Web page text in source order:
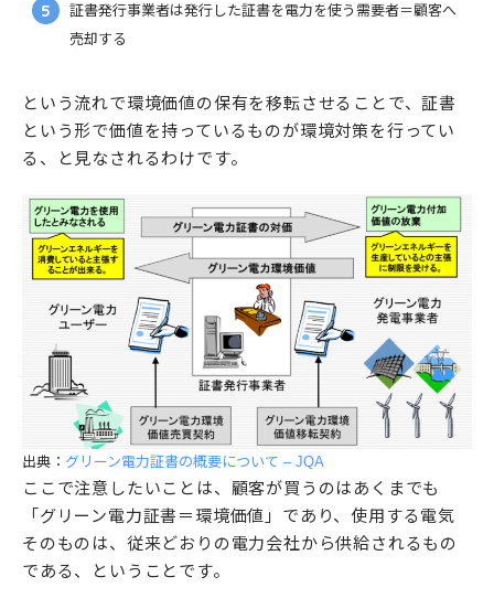
証書発行事業者は発行した証書を電力を使う需要者＝顧客へ
売却する
という流れで環境価値の保有を移転させることで、証書
という形で価値を持っているものが環境対策を行ってい
る、と見なされるわけです。
出典： グリーン電力証書の概要について – JQA
ここで注意したいことは、顧客が買うのはあくまでも
「グリーン電力証書＝環境価値」であり、使用する電気
そのものは、従来どおりの電力会社から供給されるもの
である、ということです。